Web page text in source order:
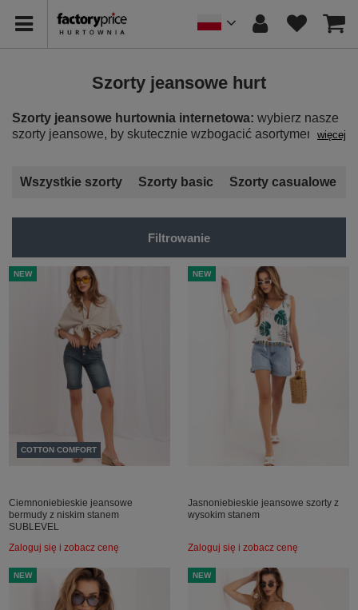
Szorty jeansowe hurt
Szorty jeansowe hurtownia internetowa: wybierz nasze
szorty jeansowe, by skutecznie wzbogacić asortyment więcej
Wszystkie szorty Szorty basic Szorty casualowe
Filtrowanie
NEW
COTTON COMFORT
Ciemnoniebieskie jeansowe
bermudy z niskim stanem
SUBLEVEL
Zaloguj się i zobacz cenę
NEW
Jasnoniebieskie jeansowe szorty z
wysokim stanem
Zaloguj się i zobacz cenę
NEW NEW